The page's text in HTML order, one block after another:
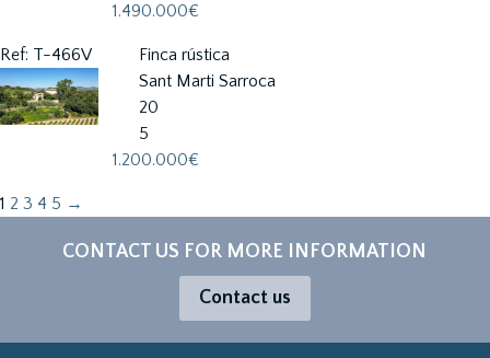
1.490.000€
Ref: T-466V
Finca rústica
Sant Marti Sarroca
20
5
1.200.000€
1 2 3 4 5 →
CONTACT US FOR MORE INFORMATION
Contact us